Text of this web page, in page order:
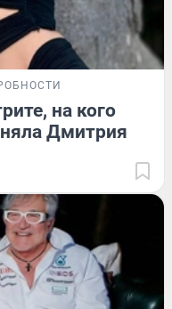
на кого
Дмитрия